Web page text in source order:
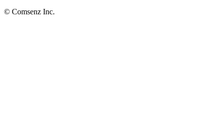
© Comsenz Inc.